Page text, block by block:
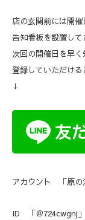
店の玄関前には開催
告知看板を設置して
次回の開催日を早く
登録していただける
↓
アカウント 「原の
ID 「＠724cwgnj」